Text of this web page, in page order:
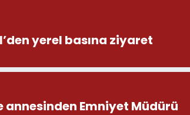
yerel basına ziyaret
annesinden Emniyet Müdürü